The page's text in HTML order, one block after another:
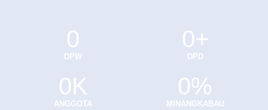
DPW
0
DPD
0+
ANGGOTA
0K
MINANGKABAU
0%